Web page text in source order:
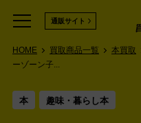
通販サイト
HOME 買取商品一覧 本買取
ーゾーン子...
本 趣味・暮らし本